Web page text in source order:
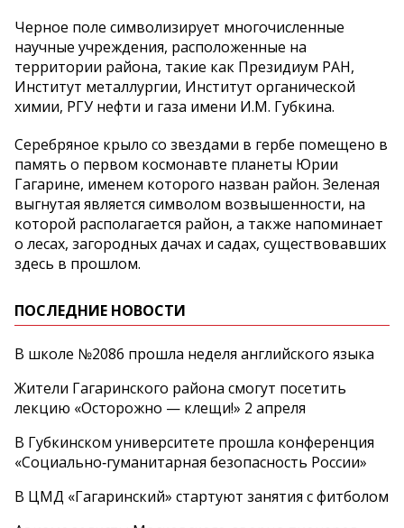
Черное поле символизирует многочисленные
научные учреждения, расположенные на
территории района, такие как Президиум РАН,
Институт металлургии, Институт органической
химии, РГУ нефти и газа имени И.М. Губкина.
Серебряное крыло со звездами в гербе помещено в
память о первом космонавте планеты Юрии
Гагарине, именем которого назван район. Зеленая
выгнутая является символом возвышенности, на
которой располагается район, а также напоминает
о лесах, загородных дачах и садах, существовавших
здесь в прошлом.
ПОСЛЕДНИЕ НОВОСТИ
В школе №2086 прошла неделя английского языка
Жители Гагаринского района смогут посетить
лекцию «Осторожно — клещи!» 2 апреля
В Губкинском университете прошла конференция
«Социально‑гуманитарная безопасность России»
В ЦМД «Гагаринский» стартуют занятия с фитболом